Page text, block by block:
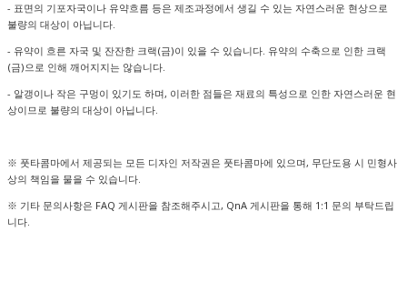
- 표면의 기포자국이나 유약흐름 등은 제조과정에서 생길 수 있는 자연스러운 현상으로
불량의 대상이 아닙니다.
- 유약이 흐른 자국 및 잔잔한 크랙(금)이 있을 수 있습니다. 유약의 수축으로 인한 크랙
(금)으로 인해 깨어지지는 않습니다.
- 알갱이나 작은 구멍이 있기도 하며, 이러한 점들은 재료의 특성으로 인한 자연스러운 현
상이므로 불량의 대상이 아닙니다.
※ 풋타콤마에서 제공되는 모든 디자인 저작권은 풋타콤마에 있으며, 무단도용 시 민형사
상의 책임을 물을 수 있습니다.
※ 기타 문의사항은 FAQ 게시판을 참조해주시고, QnA 게시판을 통해 1:1 문의 부탁드립
니다.